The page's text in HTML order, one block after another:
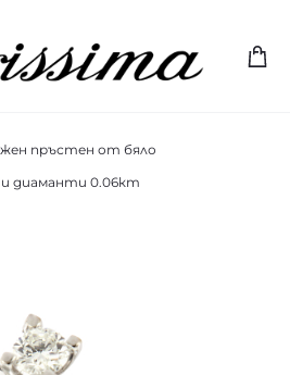
пръстен от бяло
диаманти 0.06кт